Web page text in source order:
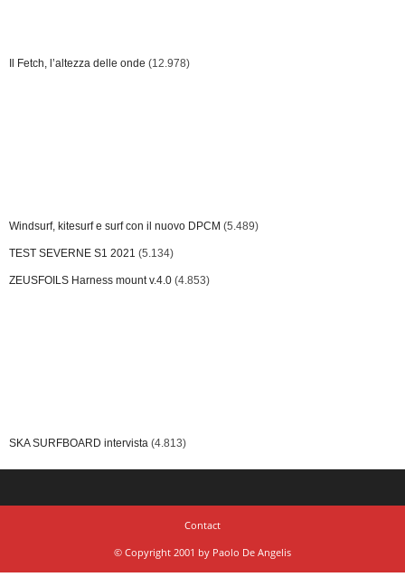
Il Fetch, l’altezza delle onde (12.978)
Windsurf, kitesurf e surf con il nuovo DPCM (5.489)
TEST SEVERNE S1 2021 (5.134)
ZEUSFOILS Harness mount v.4.0 (4.853)